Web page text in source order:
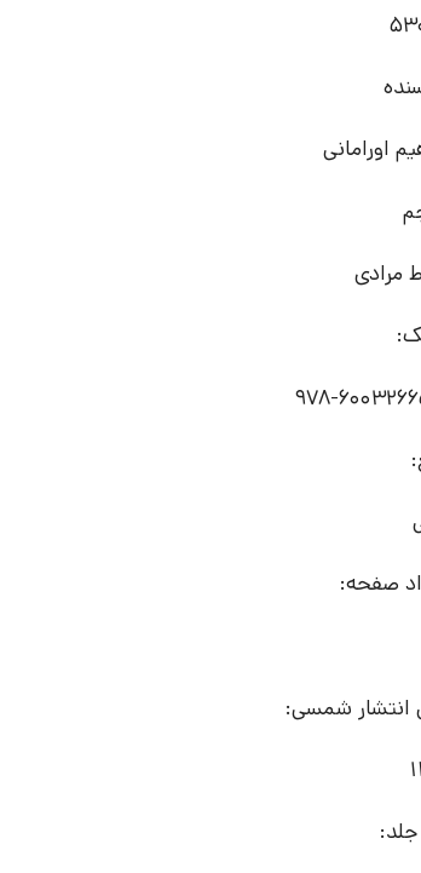
اورامانی
مرادی
978-
صفحه:
انتشار شمسی: